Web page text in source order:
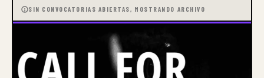
SIN CONVOCATORIAS ABIERTAS, MOSTRANDO ARCHIVO